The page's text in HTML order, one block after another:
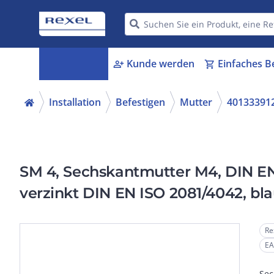
person_add Kunde werden shopping_cart Einfaches
Installation Befestigen Mutter
SM 4, Sechskantmutter M4, DIN
verzinkt DIN EN ISO 2081/4042,